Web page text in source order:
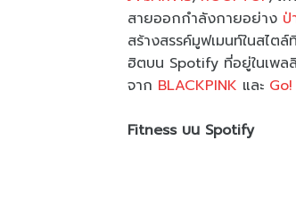
สายออกกำลังกายอย่าง
สร้างสรรค์มูฟเมนท์ในสไต
ฮิตบน Spotify ที่อยู่ในเพ
จาก BLACKPINK และ Go!
Fitness บน Spotify